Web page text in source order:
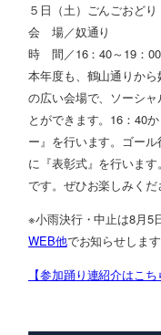
５日（土）ごんごおどり
会 場／奴通り
時 間／16：40～19：00
本年度も、鶴山通りか
の広い会場で、ソーシ
とができます。16：40
ー』を行います。ゴー
に『表彰式』を行いま
です。ぜひお楽しみくだ
※小雨決行・中止は8月5
WEB他でお知らせします
【参加踊り連紹介はこち